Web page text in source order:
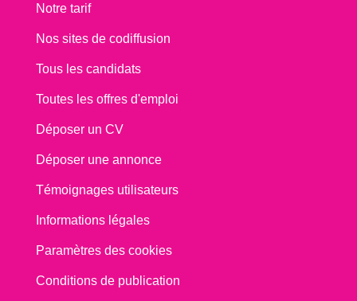
Notre tarif
Nos sites de codiffusion
Tous les candidats
Toutes les offres d'emploi
Déposer un CV
Déposer une annonce
Témoignages utilisateurs
Informations légales
Paramètres des cookies
Conditions de publication